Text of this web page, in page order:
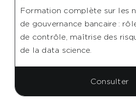
Formation complète sur les
de gouvernance bancaire :
de contrôle, maîtrise des
de la data science.
Consulter